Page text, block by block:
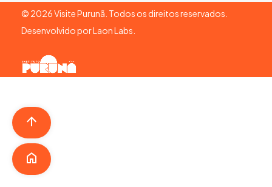
© 2026Visite Purunã. Todos os direitos reservados.
Desenvolvido porLaon Labs